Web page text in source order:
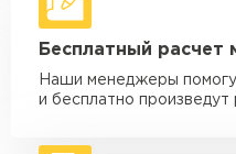
Машина - 10 тн до 50
макс. длина груза 8 м
Машина - 20 тн до 80
Бесплатный расчет
Наши менеджеры
и бесплатно произведут